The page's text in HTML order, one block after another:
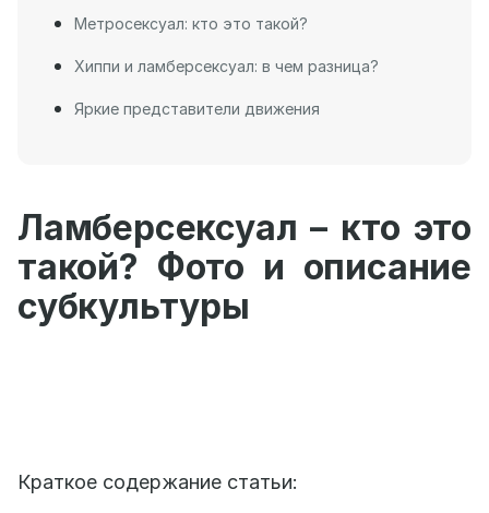
Метросексуал: кто это такой?
Хиппи и ламберсексуал: в чем разница?
Яркие представители движения
Ламберсексуал – кто это
такой? Фото и описание
субкультуры
Краткое содержание статьи: